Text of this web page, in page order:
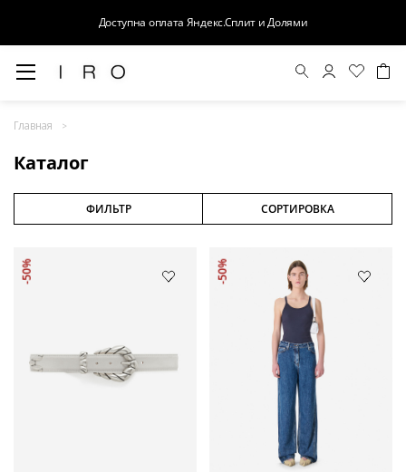
Доступна оплата Яндекс.Сплит и Долями
Главная
Каталог
Церемония
ФИЛЬТР СОРТИРОВКА
-50% -50%